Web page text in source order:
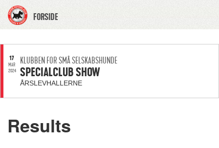
FORSIDE
17
MAR
2024
KLUBBEN FOR SMÅ SELSKABSHUNDE
SPECIALCLUB SHOW
ÅRSLEVHALLERNE
Results